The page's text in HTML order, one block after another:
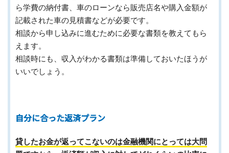
ら学費の納付書、車のローンなら販売店名や購入金額が
記載された車の見積書などが必要です。
相談から申し込みに進むために必要な書類を教えてもら
えます。
相談時にも、収入がわかる書類は準備しておいたほうが
いいでしょう。
自分に合った返済プラン
貸したお金が返ってこないのは金融機関にとっては大問